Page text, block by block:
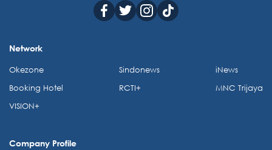
Network
Okezone
Booking Hotel
VISION+
Sindonews
RCTI+
iNews
MNC Trijaya
Company Profile